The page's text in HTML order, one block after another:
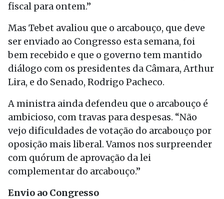
fiscal para ontem.”
Mas Tebet avaliou que o arcabouço, que deve
ser enviado ao Congresso esta semana, foi
bem recebido e que o governo tem mantido
diálogo com os presidentes da Câmara, Arthur
Lira, e do Senado, Rodrigo Pacheco.
A ministra ainda defendeu que o arcabouço é
ambicioso, com travas para despesas. “Não
vejo dificuldades de votação do arcabouço por
oposição mais liberal. Vamos nos surpreender
com quórum de aprovação da lei
complementar do arcabouço.”
Envio ao Congresso